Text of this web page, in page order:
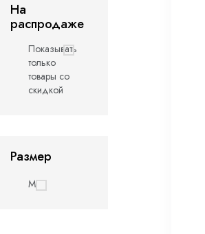
На
распродаже
Показывать
только
товары со
скидкой
Размер
M